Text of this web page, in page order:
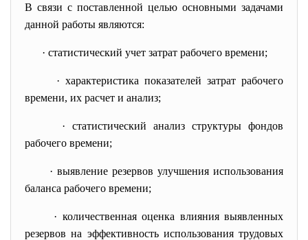
В связи с поставленной целью основными задачами
данной работы являются:
· статистический учет затрат рабочего времени;
· характеристика показателей затрат рабочего
времени, их расчет и анализ;
· статистический анализ структуры фондов
рабочего времени;
· выявление резервов улучшения использования
баланса рабочего времени;
· количественная оценка влияния выявленных
резервов на эффективность использования трудовых